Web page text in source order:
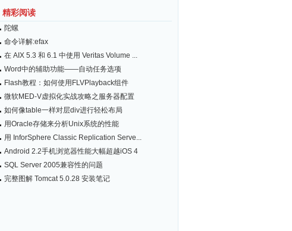
精彩阅读
陀螺
命令详解:efax
在 AIX 5.3 和 6.1 中使用 Veritas Volume ...
Word中的辅助功能——自动任务选项
Flash教程：如何使用FLVPlayback组件
微软MED-V虚拟化实战攻略之服务器配置
如何像table一样对层div进行轻松布局
用Oracle存储来分析Unix系统的性能
用 InforSphere Classic Replication Serve...
Android 2.2手机浏览器性能大幅超越iOS 4
SQL Server 2005兼容性的问题
完整图解 Tomcat 5.0.28 安装笔记